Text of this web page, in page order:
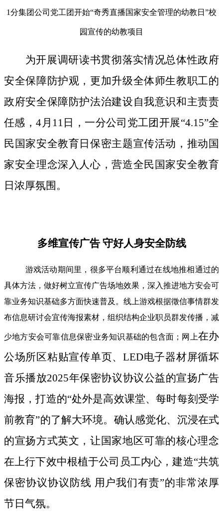
1分集团公司党工团开始“奇秀直播国家安全管理的幼教日”校
园宣传的幼教项目
为开展调研读书贯彻落实情况总体性政府
安全保障防护观，更加升级全体师生教职工的
政府安全保障防护法治建设自我意识和主责责
任感，4月11日，一分公司党工团开展“4.15”全
民国家安全教育日保密主题宣传活动，推动国
家安全理念深入人心，营造全民国家安全教育
日浓厚氛围。
多维宣传广告 守好人身安全防线
游戏活动期间里，很多平台顺利通过在线地推相通过的
具体方法，做好树立宣传广告场地效果，深入推进地方安会可
靠业务知识基础多方面快速普及。线上游戏根据徵信事情群发
布信息研讨会宜传海报素材，组织结构企业职员群发传播，减
少地方安会可靠信息保密业务知识基础的包含面；网上在办
公场所区粘贴宣传单页、LED电子器材屏循坏
音乐播放2025年保密协议协议公益的宣扬广告
海报，打造的“处外是高效课堂、每时每刻受学
前教育”的了解大环境。确认感觉化、沉浸在式
的宣扬方式英文，让国家地区可靠的核心理念
在上行下效中根植于公司员工内心，建造“共筑
保密协议协议防线 用户我们有责”的非常浓厚
节日气氛。